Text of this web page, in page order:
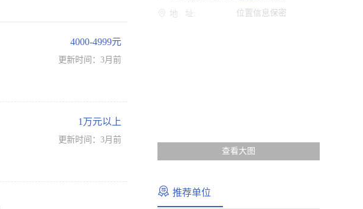
4000-4999元
更新时间：3月前
1万元以上
更新时间：3月前
地 址: 位置信息保密
查看大图
推荐单位